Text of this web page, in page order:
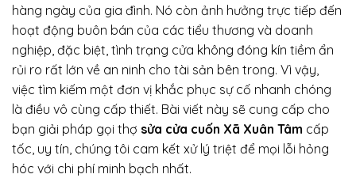
hàng ngày của gia đình. Nó còn ảnh hưởng trực tiếp đến
hoạt động buôn bán của các tiểu thương và doanh
nghiệp, đặc biệt, tình trạng cửa không đóng kín tiềm ẩn
rủi ro rất lớn về an ninh cho tài sản bên trong. Vì vậy,
việc tìm kiếm một đơn vị khắc phục sự cố nhanh chóng
là điều vô cùng cấp thiết. Bài viết này sẽ cung cấp cho
bạn giải pháp gọi thợ sửa cửa cuốn Xã Xuân Tâm cấp
tốc, uy tín, chúng tôi cam kết xử lý triệt để mọi lỗi hỏng
hóc với chi phí minh bạch nhất.